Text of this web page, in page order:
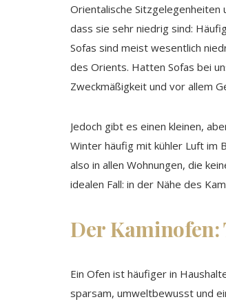
Orientalische Sitzgelegenheiten
dass sie sehr niedrig sind:
Sofas sind meist wesentlich
des Orients. Hatten Sofas bei
Zweckmäßigkeit und vor allem
Jedoch gibt es einen kleinen,
Winter häufig mit kühler Luft im
also in allen Wohnungen, die
idealen Fall: in der Nähe des
Der
Ein Ofen ist häufiger in
sparsam, umweltbewusst und